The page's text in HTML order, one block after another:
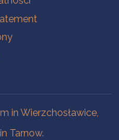
in Wierzchosławice,
Tarnow.